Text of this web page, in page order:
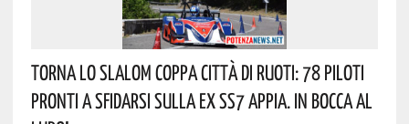
Torna Lo Slalom Coppa Città Di Ruoti: 78 Piloti
Pronti A Sfidarsi Sulla Ex SS7 Appia. In Bocca Al